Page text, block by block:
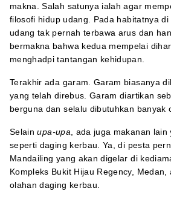
makna. Salah satunya ialah agar
filosofi hidup udang. Pada habitatnya di
udang tak pernah terbawa arus dan
bermakna bahwa kedua mempelai
menghadpi tantangan kehidupan.
Terakhir ada garam. Garam biasanya
yang telah direbus. Garam diartikan
berguna dan selalu dibutuhkan banyak
Selainupa-upa , ada juga makanan lain
seperti daging kerbau. Ya, di pesta
Mandailing yang akan digelar di
Kompleks Bukit Hijau Regency,
olahan daging kerbau.